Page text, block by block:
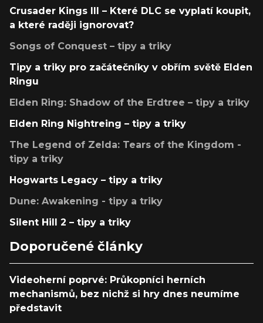
Crusader Kings III – Které DLC se vyplatí koupit,
a které raději ignorovat?
Songs of Conquest – tipy a triky
Tipy a triky pro začátečníky v obřím světě Elden
Ringu
Elden Ring: Shadow of the Erdtree – tipy a triky
Elden Ring Nightreing – tipy a triky
The Legend of Zelda: Tears of the Kingdom -
tipy a triky
Hogwarts Legacy – tipy a triky
Dune: Awakening - tipy a triky
Silent Hill 2 – tipy a triky
Doporučené články
Videoherní poprvé: Průkopníci herních
mechanismů, bez nichž si hry dnes neumíme
představit